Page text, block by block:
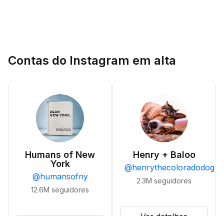
Contas do Instagram em alta
Humans of New
York
@humansofny
12.6M seguidores
Henry + Baloo
@henrythecoloradodog
2.3M seguidores